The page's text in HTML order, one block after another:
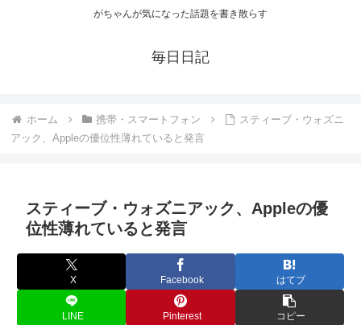
がちゃんが気になった話題を書き散らす
毎日日記
ホーム 携帯・スマートフォン
スティーブ・ウォズニ
アック、Appleの優位性薄れていると発言
スティーブ・ウォズニアック、Appleの優
位性薄れていると発言
X Facebook はてブ
LINE Pinterest コピー